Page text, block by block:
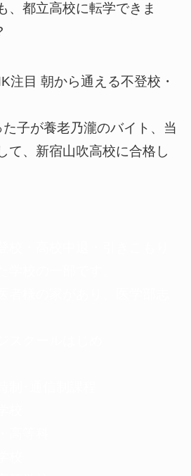
、都立高校に転学できま
目 朝から通える不登校・
子が養老乃瀧のバイト、当
て、新宿山吹高校に合格し